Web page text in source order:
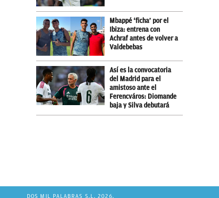
Mbappé ‘ficha’ por el
Ibiza: entrena con
Achraf antes de volver a
Valdebebas
Así es la convocatoria
del Madrid para el
amistoso ante el
Ferencváros: Diomande
baja y Silva debutará
DOS MIL PALABRAS S.L. 2026.